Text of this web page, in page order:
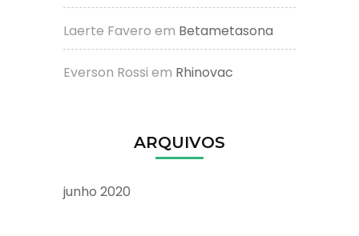
Laerte Favero em Betametasona
Everson Rossi em Rhinovac
ARQUIVOS
junho 2020